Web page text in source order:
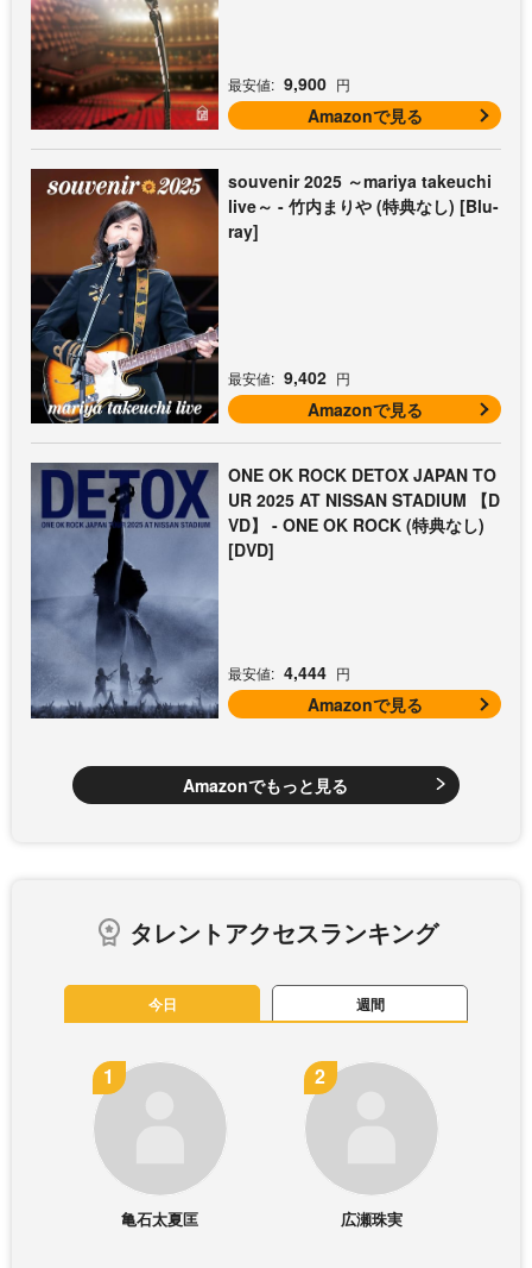
最安値: 9,900 円
Amazonで見る
souvenir 2025 ～mariya takeuchi
live～ - 竹内まりや (特典なし) [Blu-
ray]
最安値: 9,402 円
Amazonで見る
ONE OK ROCK DETOX JAPAN TO
UR 2025 AT NISSAN STADIUM 【D
VD】 - ONE OK ROCK (特典なし)
[DVD]
最安値: 4,444 円
Amazonで見る
Amazonでもっと見る
タレントアクセスランキング
今日 週間
亀石太夏匡 広瀬珠実